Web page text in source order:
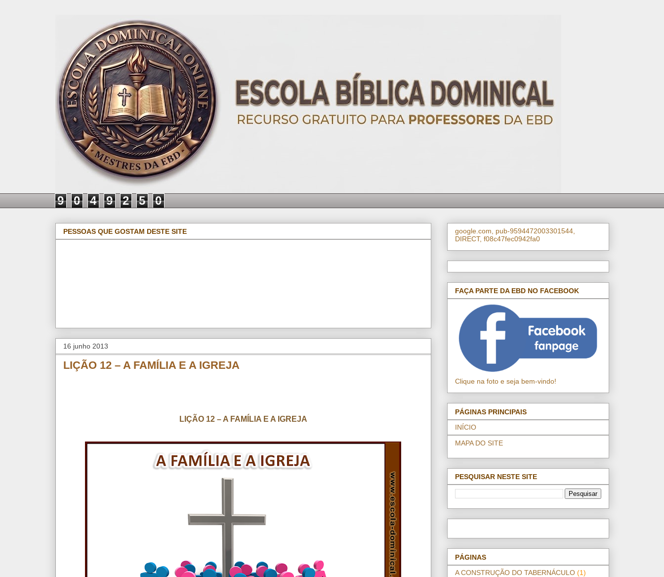
9 0 4 9 2 5 0
PESSOAS QUE GOSTAM DESTE SITE
16 junho 2013
LIÇÃO 12 – A FAMÍLIA E A IGREJA
LIÇÃO 12 – A FAMÍLIA E A IGREJA
google.com, pub-9594472003301544,
DIRECT, f08c47fec0942fa0
FAÇA PARTE DA EBD NO FACEBOOK
Clique na foto e seja bem-vindo!
PÁGINAS PRINCIPAIS
INÍCIO
MAPA DO SITE
PESQUISAR NESTE SITE
PÁGINAS
A CONSTRUÇÃO DO TABERNÁCULO (1)